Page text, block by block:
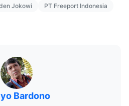
Jokowi
PT Freeport Indonesia
Bardono